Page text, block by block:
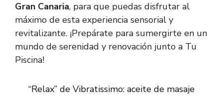
Gran Canaria, para que puedas disfrutar al
máximo de esta experiencia sensorial y
revitalizante. ¡Prepárate para sumergirte en un
mundo de serenidad y renovación junto a Tu
Piscina!
“Relax” de Vibratissimo: aceite de masaje